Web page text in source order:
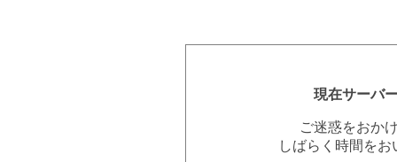
現在サーバ
ご迷惑をおか
しばらく時間を